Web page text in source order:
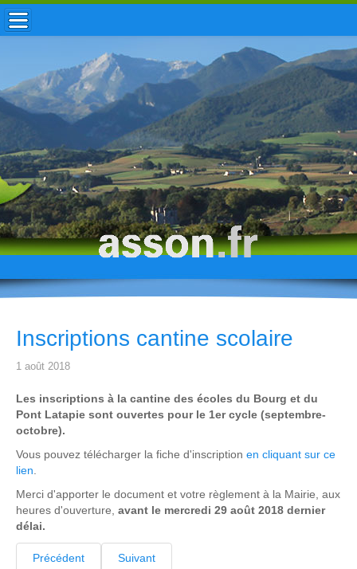
ACCUEIL / INFOS
MUNICIPALITÉ
VIE LOCALE
ENFANCE
TOURISME
HISTOIRE
Inscriptions cantine scolaire
1 août 2018
Les inscriptions à la cantine des écoles du Bourg et du
Pont Latapie sont ouvertes pour le 1er cycle (septembre-
octobre).
Vous pouvez télécharger la fiche d'inscription en cliquant sur ce
lien
Merci d'apporter le document et votre règlement à la Mairie, aux
heures d'ouverture, avant le mercredi 29 août 2018 dernier
délai.
Précédent Suivant